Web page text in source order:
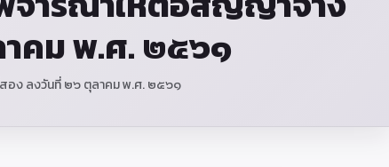
คม พ.ศ. ๒๕๖๑
สอง ลงวันที่ ๒๖ ตุลาคม พ.ศ. ๒๕๖๑